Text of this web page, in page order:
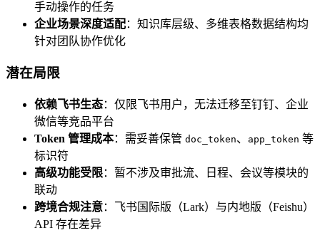
手动操作的任务
企业场景深度适配：知识库层级、多维表格数据结构均
针对团队协作优化
潜在局限
依赖飞书生态：仅限飞书用户，无法迁移至钉钉、企业
微信等竞品平台
Token 管理成本：需妥善保管 doc_token、 app_token 等
标识符
高级功能受限：暂不涉及审批流、日程、会议等模块的
联动
跨境合规注意：飞书国际版（Lark）与内地版（Feishu）
API 存在差异